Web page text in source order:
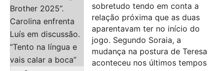
sobretudo tendo em conta a
relação próxima que as duas
aparentavam ter no início do
jogo. Segundo Soraia, a
mudança na postura de Teresa
aconteceu nos últimos tempos